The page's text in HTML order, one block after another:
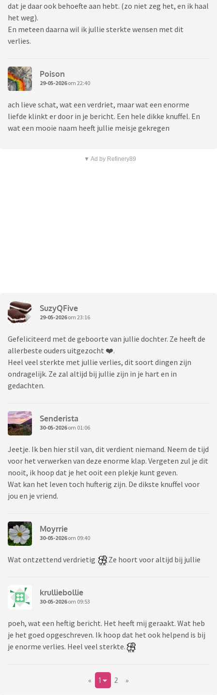
dat je daar ook behoefte aan hebt. (zo niet zeg het, en ik haal
het weg).
En meteen daarna wil ik jullie sterkte wensen met dit
verlies.
Poison
29-05-2026om 22:40
ach lieve schat, wat een verdriet, maar wat een enorme
liefde klinkt er door in je bericht. Een hele dikke knuffel. En
wat een mooie naam heeft jullie meisje gekregen
▼ Ad by Refinery89
SuzyQFive
29-05-2026om 23:16
Gefeliciteerd met de geboorte van jullie dochter. Ze heeft de
allerbeste ouders uitgezocht ❤️.
Heel veel sterkte met jullie verlies, dit soort dingen zijn
ondragelijk. Ze zal altijd bij jullie zijn in je hart en in
gedachten.
Senderista
30-05-2026om 01:06
Jeetje. Ik ben hier stil van, dit verdient niemand. Neem de tijd
voor het verwerken van deze enorme klap. Vergeten zul je dit
nooit, ik hoop dat je het ooit een plekje kunt geven.
Wat kan het leven toch hufterig zijn. De dikste knuffel voor
jou en je vriend.
Moyrrie
30-05-2026om 09:40
Wat ontzettend verdrietig Ze hoort voor altijd bij jullie
krulliebollie
30-05-2026om 09:53
poeh, wat een heftig bericht. Het heeft mij geraakt. Wat heb
je het goed opgeschreven. Ik hoop dat het ook helpend is bij
je enorme verlies. Heel veel sterkte.
« 1 2 »